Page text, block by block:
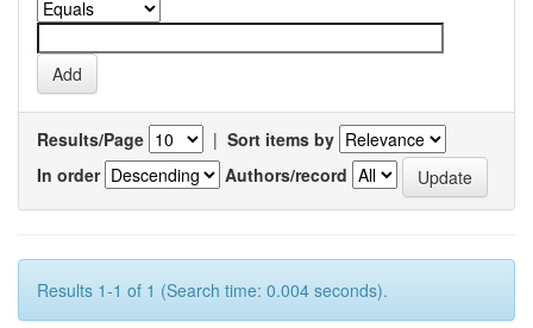
Results/Page | Sort items by
In order
Authors/record
Results 1-1 of 1 (Search time: 0.004 seconds).